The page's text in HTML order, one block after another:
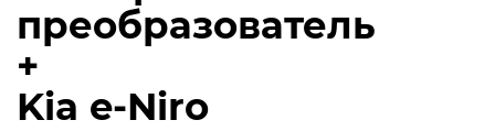
преобразователь
+
Kia e-Niro